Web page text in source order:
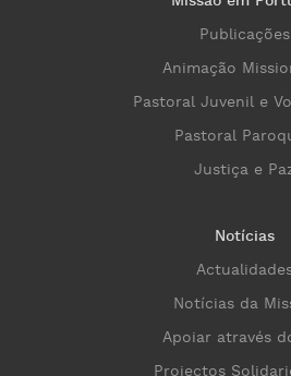
Publicações
Animação
Pastoral Juvenil e
Pastoral
Justiça e
Notícias
Notícias da
Apoiar através
Projectos